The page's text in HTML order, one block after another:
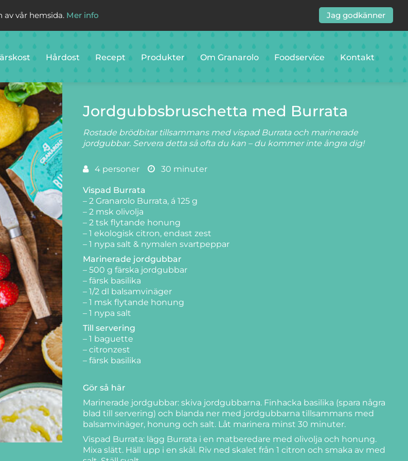
av vår hemsida. Mer info Jag godkänner
Hårdost Recept Produkter Om Granarolo Foodservice Kontakt
Jordgubbsbruschetta med Burrata
Rostade brödbitar tillsammans med vispad Burrata och marinerade
jordgubbar. Servera detta så ofta du kan – du kommer inte ångra dig!
4 personer 30 minuter
Vispad Burrata
– 2 Granarolo Burrata, á 125 g
– 2 msk olivolja
– 2 tsk flytande honung
– 1 ekologisk citron, endast zest
– 1 nypa salt & nymalen svartpeppar
Marinerade jordgubbar
– 500 g färska jordgubbar
– färsk basilika
– 1/2 dl balsamvinäger
– 1 msk flytande honung
– 1 nypa salt
Till servering
– 1 baguette
– citronzest
– färsk basilika
Gör så här
Marinerade jordgubbar: skiva jordgubbarna. Finhacka basilika (spara några
blad till servering) och blanda ner med jordgubbarna tillsammans med
balsamvinäger, honung och salt. Låt marinera minst 30 minuter.
Vispad Burrata: lägg Burrata i en matberedare med olivolja och honung.
Mixa slätt. Häll upp i en skål. Riv ned skalet från 1 citron och smaka av med